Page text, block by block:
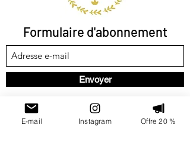
Formulaire d'abonnement
Envoyer
PRODUITS NATURELS, NON TESTÉS SUR LES
E-mail Instagram Offre 20 %